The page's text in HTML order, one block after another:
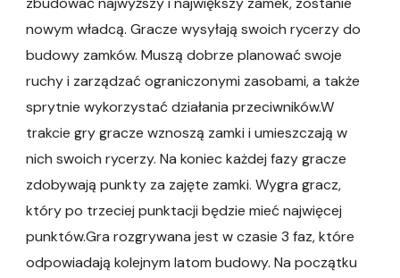
nowym władcą. Gracze wysyłają swoich rycerzy do
budowy zamków. Muszą dobrze planować swoje
ruchy i zarządzać ograniczonymi zasobami, a także
sprytnie wykorzystać działania przeciwników.W
trakcie gry gracze wznoszą zamki i umieszczają w
nich swoich rycerzy. Na koniec każdej fazy gracze
zdobywają punkty za zajęte zamki. Wygra gracz,
który po trzeciej punktacji będzie mieć najwięcej
punktów.Gra rozgrywana jest w czasie 3 faz, które
odpowiadają kolejnym latom budowy. Na początku